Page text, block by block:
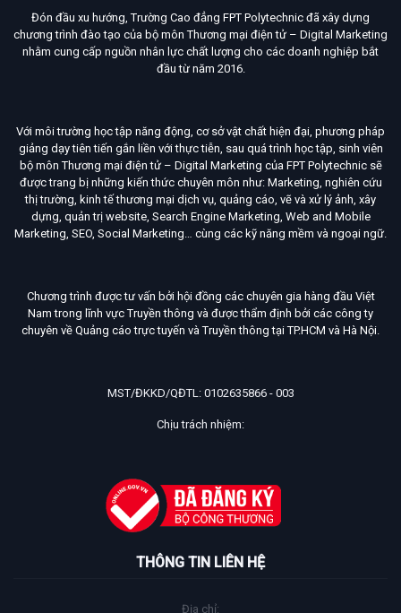
Đón đầu xu hướng, Trường Cao đẳng FPT Polytechnic đã xây dựng
chương trình đào tạo của bộ môn Thương mại điện tử – Digital Marketing
nhằm cung cấp nguồn nhân lực chất lượng cho các doanh nghiệp bắt
đầu từ năm 2016.
Với môi trường học tập năng động, cơ sở vật chất hiện đại, phương pháp
giảng dạy tiên tiến gắn liền với thực tiễn, sau quá trình học tập, sinh viên
bộ môn Thương mại điện tử – Digital Marketing của FPT Polytechnic sẽ
được trang bị những kiến thức chuyên môn như: Marketing, nghiên cứu
thị trường, kinh tế thương mại dịch vụ, quảng cáo, vẽ và xử lý ảnh, xây
dựng, quản trị website, Search Engine Marketing, Web and Mobile
Marketing, SEO, Social Marketing… cùng các kỹ năng mềm và ngoại ngữ.
Chương trình được tư vấn bởi hội đồng các chuyên gia hàng đầu Việt
Nam trong lĩnh vực Truyền thông và được thẩm định bởi các công ty
chuyên về Quảng cáo trực tuyến và Truyền thông tại TP.HCM và Hà Nội.
MST/ĐKKD/QĐTL: 0102635866 - 003
Chịu trách nhiệm:
THÔNG TIN LIÊN HỆ
Địa chỉ: